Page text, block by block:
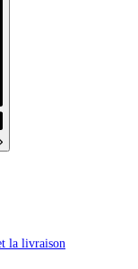
la livraison